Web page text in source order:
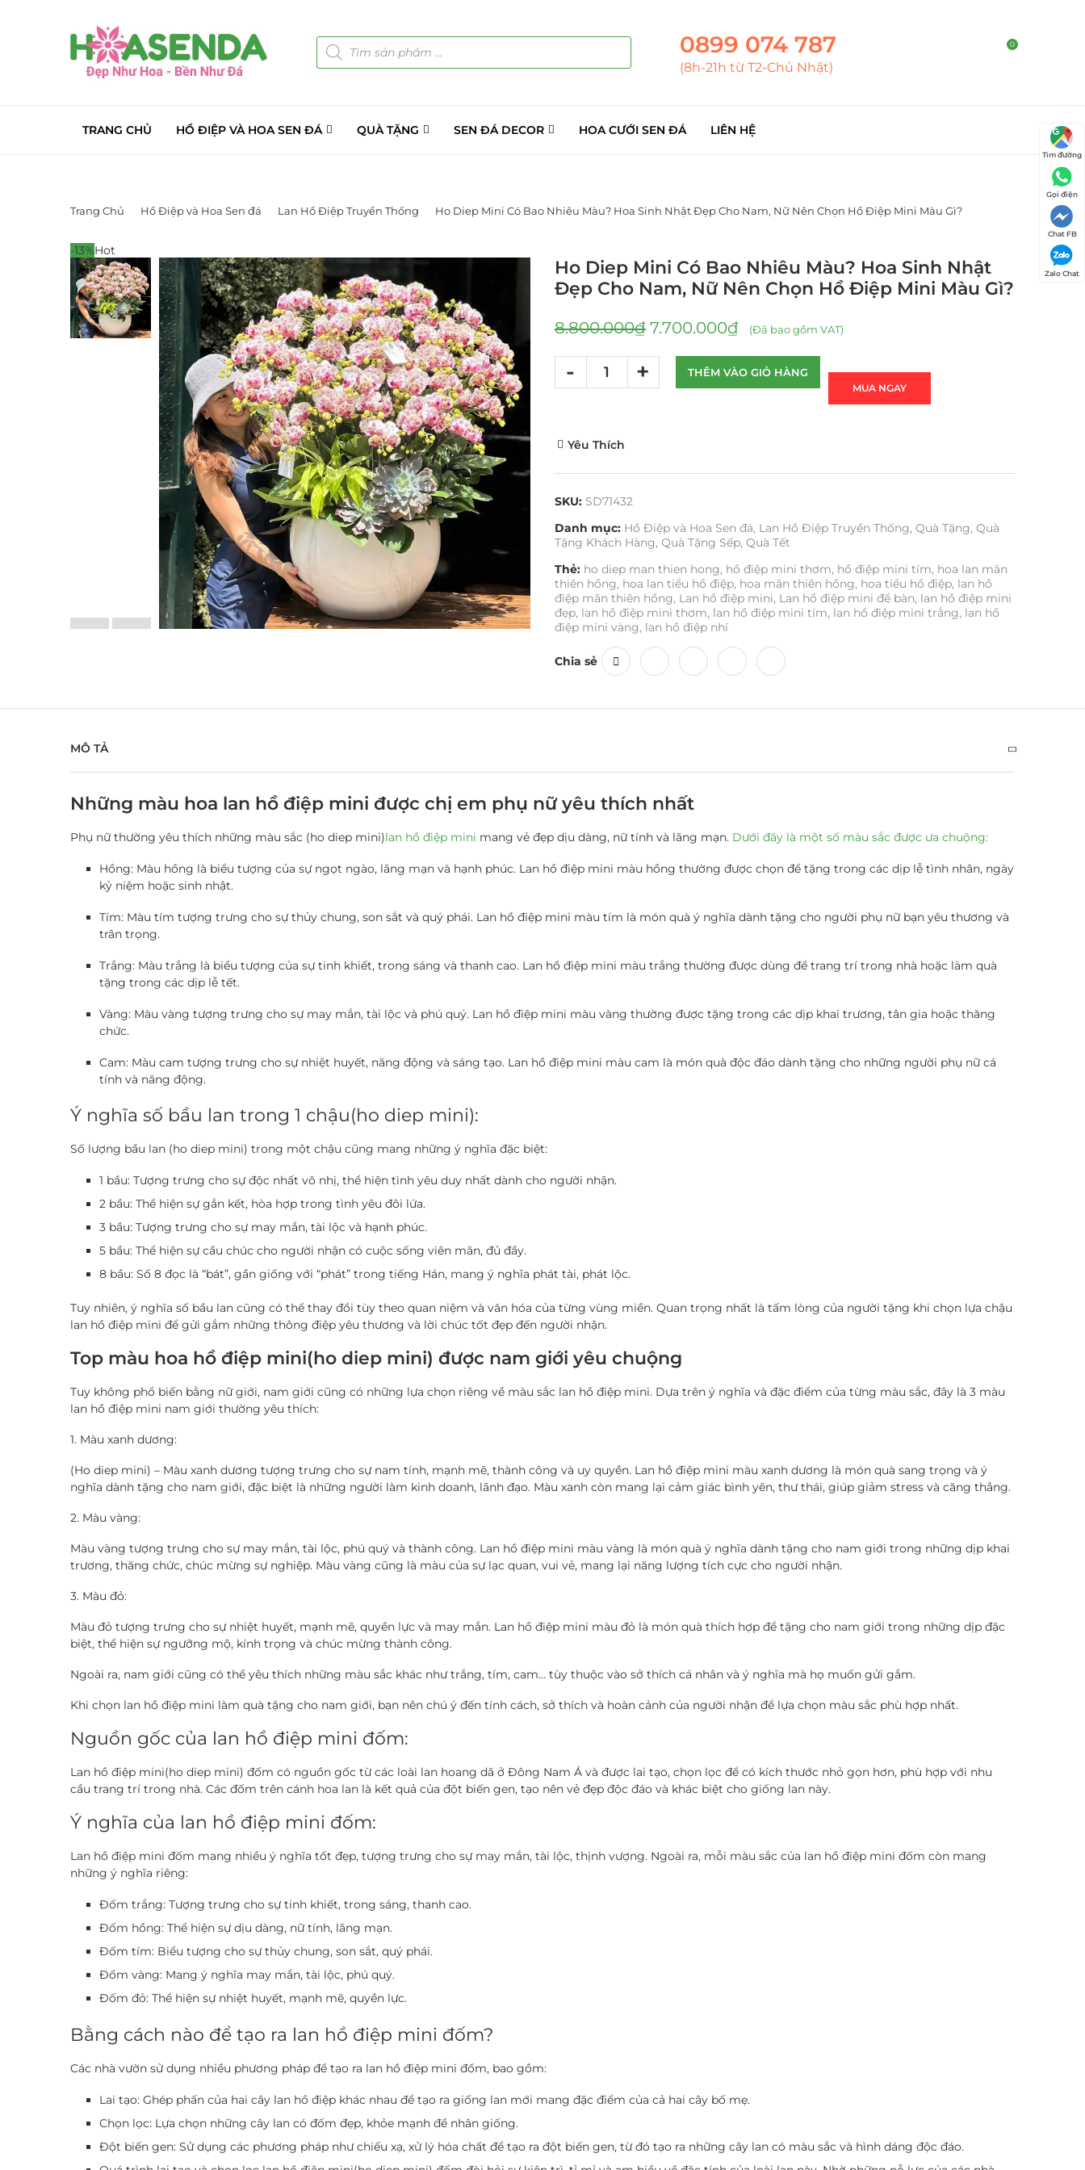
0899 074 787
(8h-21h từ T2-Chủ Nhật)
0
TRANG CHỦ HỒ ĐIỆP VÀ HOA SEN ĐÁ QUÀ TẶNG SEN ĐÁ DECOR HOA CƯỚI SEN ĐÁ LIÊN HỆ
Trang Chủ Hồ Điệp và Hoa Sen đá Lan Hồ Điệp Truyền Thống Ho Diep Mini Có Bao Nhiêu Màu? Hoa Sinh Nhật Đẹp Cho Nam, Nữ Nên Chọn Hồ Điệp Mini Màu Gì?
-13%Hot
Ho Diep Mini Có Bao Nhiêu Màu? Hoa Sinh Nhật
Đẹp Cho Nam, Nữ Nên Chọn Hồ Điệp Mini Màu Gì?
8.800.000₫ 7.700.000₫ (Đã bao gồm VAT)
THÊM VÀO GIỎ HÀNG
MUA NGAY
Yêu Thích
SKU: SD71432
Danh mục: Hồ Điệp và Hoa Sen đá, Lan Hồ Điệp Truyền Thống, Quà Tặng, Quà
Tặng Khách Hàng, Quà Tặng Sếp, Quà Tết
Thẻ: ho diep man thien hong, hồ điệp mini thơm, hồ điệp mini tím, hoa lan mãn
thiên hồng, hoa lan tiểu hồ điệp, hoa mãn thiên hồng, hoa tiểu hồ điệp, lan hồ
điệp mãn thiên hồng, Lan hồ điệp mini, Lan hồ điệp mini để bàn, lan hồ điệp mini
đẹp, lan hồ điệp mini thơm, lan hồ điệp mini tím, lan hồ điệp mini trắng, lan hồ
điệp mini vàng, lan hồ điệp nhí
Chia sẻ
MÔ TẢ
Những màu hoa lan hồ điệp mini được chị em phụ nữ yêu thích nhất
Phụ nữ thường yêu thích những màu sắc (ho diep mini)lan hồ điệp mini mang vẻ đẹp dịu dàng, nữ tính và lãng mạn. Dưới đây là một số màu sắc được ưa chuộng:
Hồng: Màu hồng là biểu tượng của sự ngọt ngào, lãng mạn và hạnh phúc. Lan hồ điệp mini màu hồng thường được chọn để tặng trong các dịp lễ tình nhân, ngày
kỷ niệm hoặc sinh nhật.
Tím: Màu tím tượng trưng cho sự thủy chung, son sắt và quý phái. Lan hồ điệp mini màu tím là món quà ý nghĩa dành tặng cho người phụ nữ bạn yêu thương và
trân trọng.
Trắng: Màu trắng là biểu tượng của sự tinh khiết, trong sáng và thanh cao. Lan hồ điệp mini màu trắng thường được dùng để trang trí trong nhà hoặc làm quà
tặng trong các dịp lễ tết.
Vàng: Màu vàng tượng trưng cho sự may mắn, tài lộc và phú quý. Lan hồ điệp mini màu vàng thường được tặng trong các dịp khai trương, tân gia hoặc thăng
chức.
Cam: Màu cam tượng trưng cho sự nhiệt huyết, năng động và sáng tạo. Lan hồ điệp mini màu cam là món quà độc đáo dành tặng cho những người phụ nữ cá
tính và năng động.
Ý nghĩa số bầu lan trong 1 chậu(ho diep mini):
Số lượng bầu lan (ho diep mini) trong một chậu cũng mang những ý nghĩa đặc biệt:
1 bầu: Tượng trưng cho sự độc nhất vô nhị, thể hiện tình yêu duy nhất dành cho người nhận.
2 bầu: Thể hiện sự gắn kết, hòa hợp trong tình yêu đôi lứa.
3 bầu: Tượng trưng cho sự may mắn, tài lộc và hạnh phúc.
5 bầu: Thể hiện sự cầu chúc cho người nhận có cuộc sống viên mãn, đủ đầy.
8 bầu: Số 8 đọc là “bát”, gần giống với “phát” trong tiếng Hán, mang ý nghĩa phát tài, phát lộc.
Tuy nhiên, ý nghĩa số bầu lan cũng có thể thay đổi tùy theo quan niệm và văn hóa của từng vùng miền. Quan trọng nhất là tấm lòng của người tặng khi chọn lựa chậu
lan hồ điệp mini để gửi gắm những thông điệp yêu thương và lời chúc tốt đẹp đến người nhận.
Top màu hoa hồ điệp mini(ho diep mini) được nam giới yêu chuộng
Tuy không phổ biến bằng nữ giới, nam giới cũng có những lựa chọn riêng về màu sắc lan hồ điệp mini. Dựa trên ý nghĩa và đặc điểm của từng màu sắc, đây là 3 màu
lan hồ điệp mini nam giới thường yêu thích:
1. Màu xanh dương:
(Ho diep mini) – Màu xanh dương tượng trưng cho sự nam tính, mạnh mẽ, thành công và uy quyền. Lan hồ điệp mini màu xanh dương là món quà sang trọng và ý
nghĩa dành tặng cho nam giới, đặc biệt là những người làm kinh doanh, lãnh đạo. Màu xanh còn mang lại cảm giác bình yên, thư thái, giúp giảm stress và căng thẳng.
2. Màu vàng:
Màu vàng tượng trưng cho sự may mắn, tài lộc, phú quý và thành công. Lan hồ điệp mini màu vàng là món quà ý nghĩa dành tặng cho nam giới trong những dịp khai
trương, thăng chức, chúc mừng sự nghiệp. Màu vàng cũng là màu của sự lạc quan, vui vẻ, mang lại năng lượng tích cực cho người nhận.
3. Màu đỏ:
Màu đỏ tượng trưng cho sự nhiệt huyết, mạnh mẽ, quyền lực và may mắn. Lan hồ điệp mini màu đỏ là món quà thích hợp để tặng cho nam giới trong những dịp đặc
biệt, thể hiện sự ngưỡng mộ, kính trọng và chúc mừng thành công.
Ngoài ra, nam giới cũng có thể yêu thích những màu sắc khác như trắng, tím, cam… tùy thuộc vào sở thích cá nhân và ý nghĩa mà họ muốn gửi gắm.
Khi chọn lan hồ điệp mini làm quà tặng cho nam giới, bạn nên chú ý đến tính cách, sở thích và hoàn cảnh của người nhận để lựa chọn màu sắc phù hợp nhất.
Nguồn gốc của lan hồ điệp mini đốm:
Lan hồ điệp mini(ho diep mini) đốm có nguồn gốc từ các loài lan hoang dã ở Đông Nam Á và được lai tạo, chọn lọc để có kích thước nhỏ gọn hơn, phù hợp với nhu
cầu trang trí trong nhà. Các đốm trên cánh hoa lan là kết quả của đột biến gen, tạo nên vẻ đẹp độc đáo và khác biệt cho giống lan này.
Ý nghĩa của lan hồ điệp mini đốm:
Lan hồ điệp mini đốm mang nhiều ý nghĩa tốt đẹp, tượng trưng cho sự may mắn, tài lộc, thịnh vượng. Ngoài ra, mỗi màu sắc của lan hồ điệp mini đốm còn mang
những ý nghĩa riêng:
Đốm trắng: Tượng trưng cho sự tinh khiết, trong sáng, thanh cao.
Đốm hồng: Thể hiện sự dịu dàng, nữ tính, lãng mạn.
Đốm tím: Biểu tượng cho sự thủy chung, son sắt, quý phái.
Đốm vàng: Mang ý nghĩa may mắn, tài lộc, phú quý.
Đốm đỏ: Thể hiện sự nhiệt huyết, mạnh mẽ, quyền lực.
Bằng cách nào để tạo ra lan hồ điệp mini đốm?
Các nhà vườn sử dụng nhiều phương pháp để tạo ra lan hồ điệp mini đốm, bao gồm:
Lai tạo: Ghép phấn của hai cây lan hồ điệp khác nhau để tạo ra giống lan mới mang đặc điểm của cả hai cây bố mẹ.
Chọn lọc: Lựa chọn những cây lan có đốm đẹp, khỏe mạnh để nhân giống.
Đột biến gen: Sử dụng các phương pháp như chiếu xạ, xử lý hóa chất để tạo ra đột biến gen, từ đó tạo ra những cây lan có màu sắc và hình dáng độc đáo.
Tìm đường
Gọi điện
Chat FB
Zalo Chat